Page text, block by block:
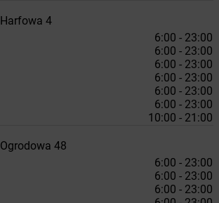
Harfowa 4
6:00 - 23:00
6:00 - 23:00
6:00 - 23:00
6:00 - 23:00
6:00 - 23:00
6:00 - 23:00
10:00 - 21:00
Ogrodowa 48
6:00 - 23:00
6:00 - 23:00
6:00 - 23:00